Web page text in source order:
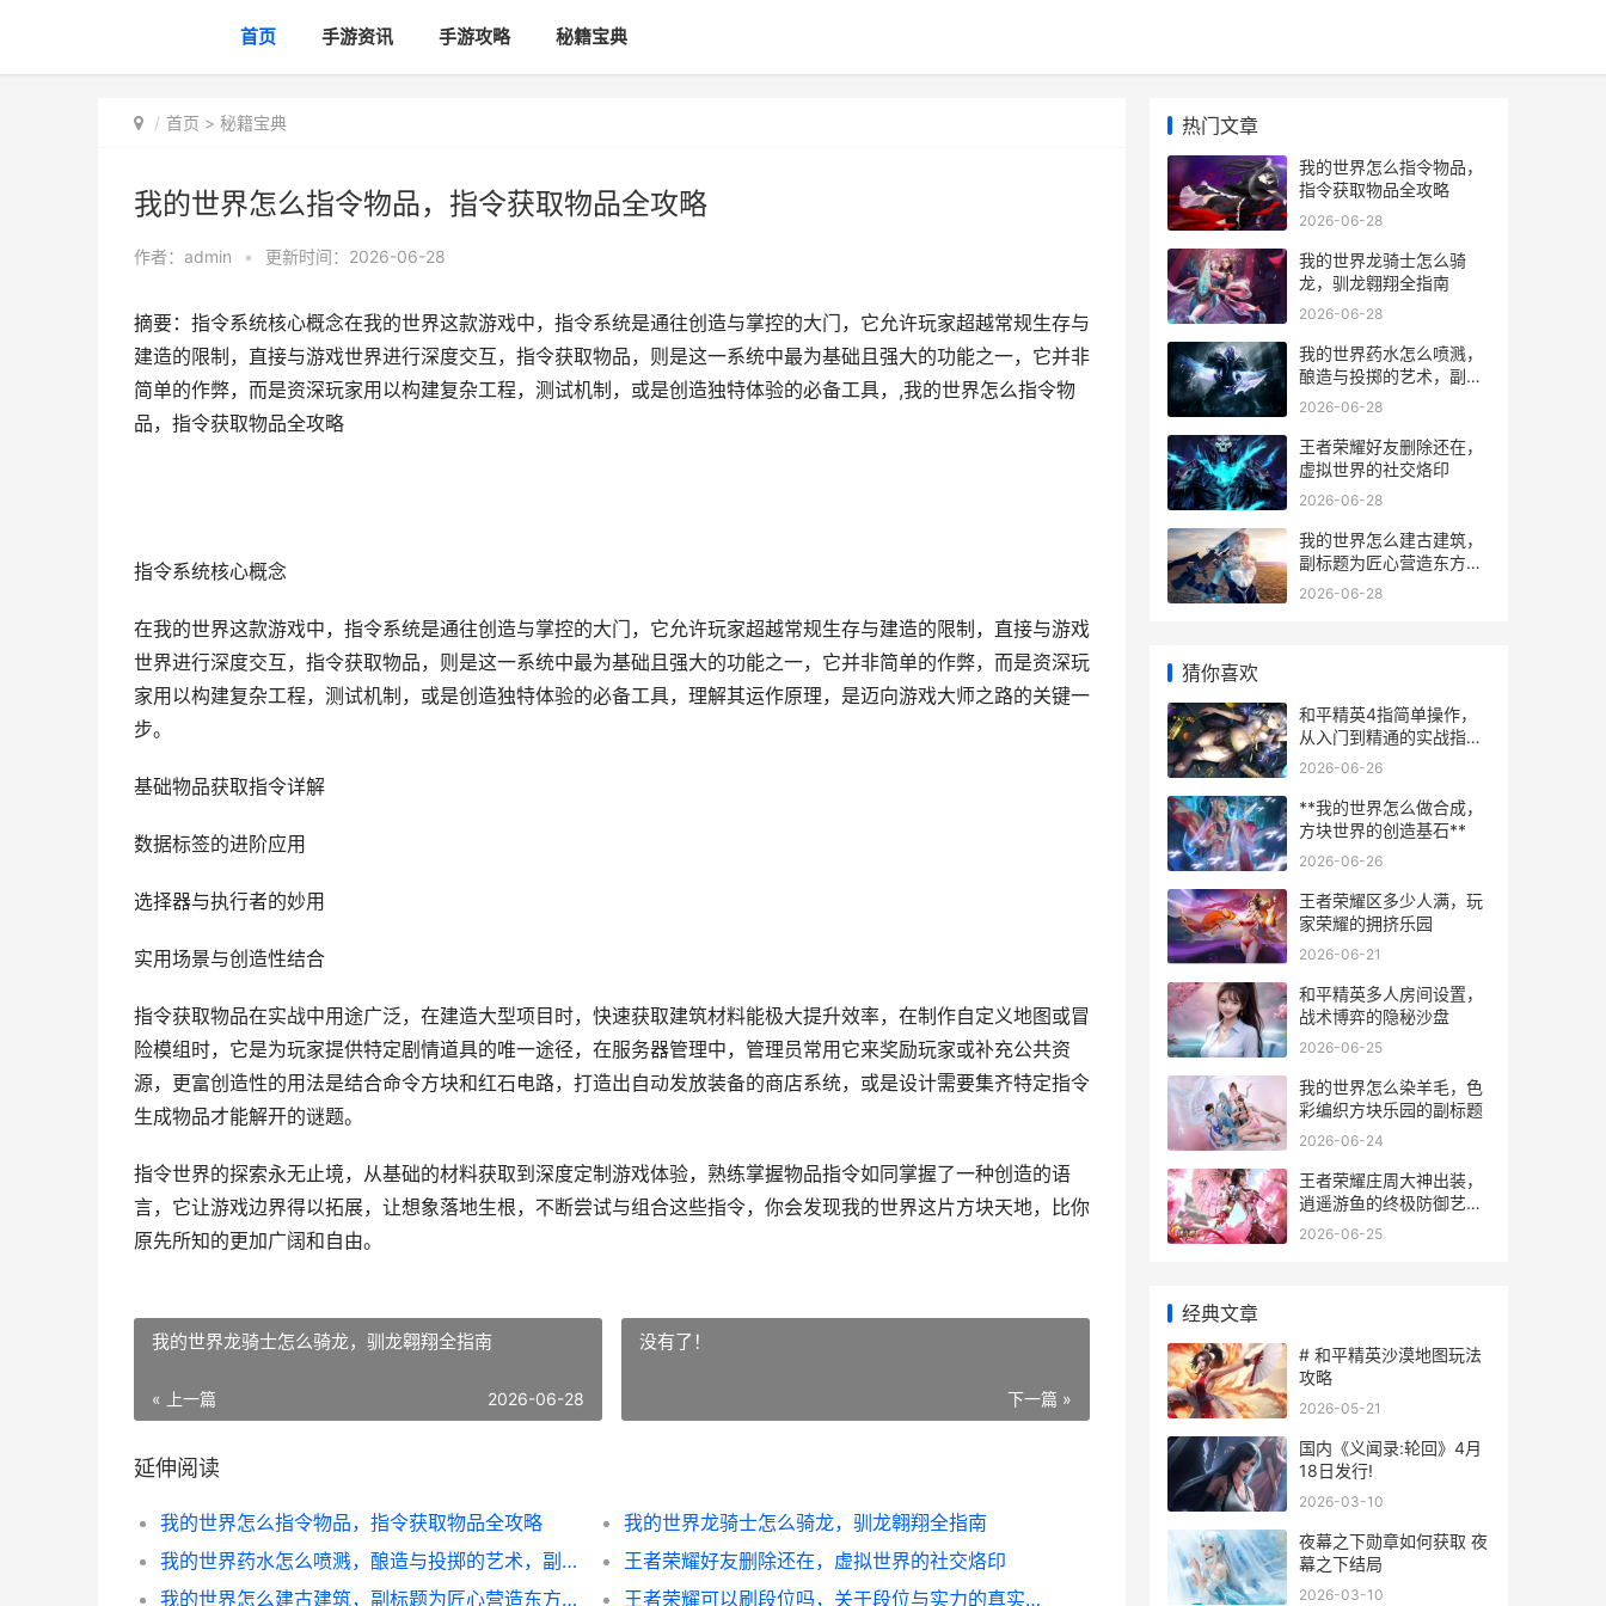
首页 手游资讯 手游攻略 秘籍宝典
首页 > 秘籍宝典
我的世界怎么指令物品，指令获取物品全攻略
作者： admin • 更新时间：2026-06-28
摘要：指令系统核心概念在我的世界这款游戏中，指令系统是通往创造与掌控的大门，它允许玩家超越常规生存与
建造的限制，直接与游戏世界进行深度交互，指令获取物品，则是这一系统中最为基础且强大的功能之一，它并非
简单的作弊，而是资深玩家用以构建复杂工程，测试机制，或是创造独特体验的必备工具，,我的世界怎么指令物
品，指令获取物品全攻略
指令系统核心概念
在我的世界这款游戏中，指令系统是通往创造与掌控的大门，它允许玩家超越常规生存与建造的限制，直接与游戏
世界进行深度交互，指令获取物品，则是这一系统中最为基础且强大的功能之一，它并非简单的作弊，而是资深玩
家用以构建复杂工程，测试机制，或是创造独特体验的必备工具，理解其运作原理，是迈向游戏大师之路的关键一
步。
基础物品获取指令详解
数据标签的进阶应用
选择器与执行者的妙用
实用场景与创造性结合
指令获取物品在实战中用途广泛，在建造大型项目时，快速获取建筑材料能极大提升效率，在制作自定义地图或冒
险模组时，它是为玩家提供特定剧情道具的唯一途径，在服务器管理中，管理员常用它来奖励玩家或补充公共资
源，更富创造性的用法是结合命令方块和红石电路，打造出自动发放装备的商店系统，或是设计需要集齐特定指令
生成物品才能解开的谜题。
指令世界的探索永无止境，从基础的材料获取到深度定制游戏体验，熟练掌握物品指令如同掌握了一种创造的语
言，它让游戏边界得以拓展，让想象落地生根，不断尝试与组合这些指令，你会发现我的世界这片方块天地，比你
原先所知的更加广阔和自由。
我的世界龙骑士怎么骑龙，驯龙翱翔全指南
« 上一篇 2026-06-28
没有了！
下一篇 »
延伸阅读
我的世界怎么指令物品，指令获取物品全攻略
我的世界龙骑士怎么骑龙，驯龙翱翔全指南
我的世界药水怎么喷溅，酿造与投掷的艺术，副标题，探索药水运用的核心奥秘
王者荣耀好友删除还在，虚拟世界的社交烙印
我的世界怎么建古建筑，副标题为匠心营造东方殿宇
王者荣耀可以刷段位吗，关于段位与实力的真实思考
热门文章
我的世界怎么指令物品，
指令获取物品全攻略
2026-06-28
我的世界龙骑士怎么骑
龙，驯龙翱翔全指南
2026-06-28
我的世界药水怎么喷溅，
酿造与投掷的艺术，副标
题，探索药水运用的核心
2026-06-28
王者荣耀好友删除还在，
虚拟世界的社交烙印
2026-06-28
我的世界怎么建古建筑，
副标题为匠心营造东方殿
宇
2026-06-28
猜你喜欢
和平精英4指简单操作，
从入门到精通的实战指
南，副标题，轻松掌控战
2026-06-26
**我的世界怎么做合成，
方块世界的创造基石**
2026-06-26
王者荣耀区多少人满，玩
家荣耀的拥挤乐园
2026-06-21
和平精英多人房间设置，
战术博弈的隐秘沙盘
2026-06-25
我的世界怎么染羊毛，色
彩编织方块乐园的副标题
2026-06-24
王者荣耀庄周大神出装，
逍遥游鱼的终极防御艺
术，副标题，以柔克刚的
2026-06-25
经典文章
# 和平精英沙漠地图玩法
攻略
2026-05-21
国内《义闻录:轮回》4月
18日发行!
2026-03-10
夜幕之下勋章如何获取 夜
幕之下结局
2026-03-10